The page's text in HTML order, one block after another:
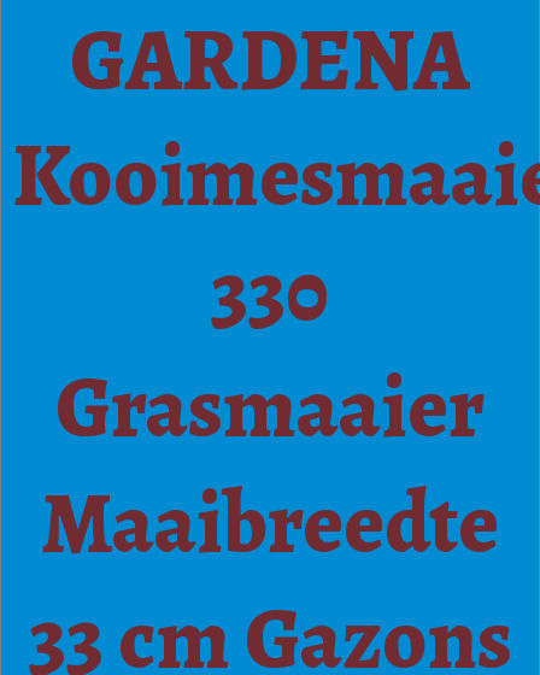
GARDENA
330
Grasmaaier
Maaibreedte
33 cm Gazons